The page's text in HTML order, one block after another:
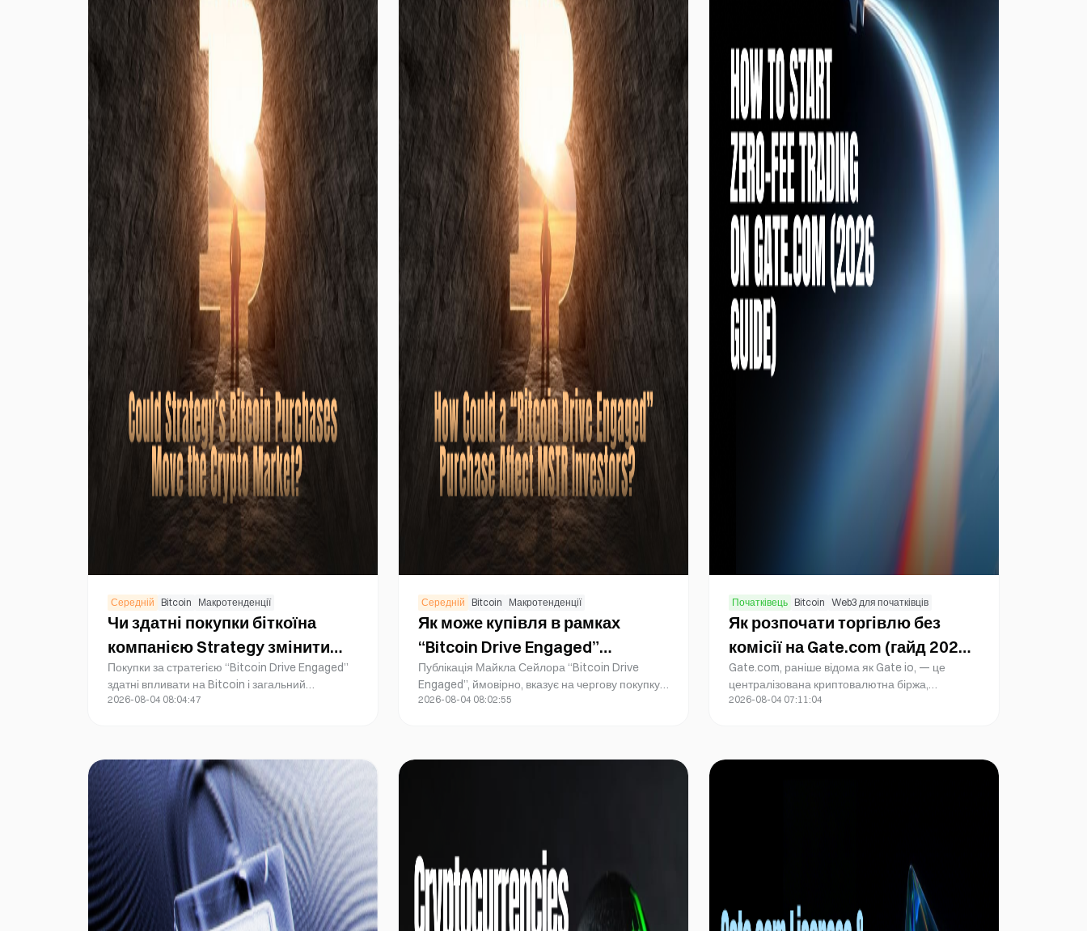
Середній Bitcoin Макротенденції
Чи здатні покупки біткоїна
компанією Strategy змінити
ринок криптовалют?
Покупки за стратегією “Bitcoin Drive Engaged”
здатні впливати на Bitcoin і загальний
криптовалютний ринок, проте значне
очікуваннями ринку, позиціюванням
деривативів, а також тим, чи додаткові джерела
попиту чи продажу підсилюють або нівелюють
транзакцію.
2026-08-04 08:04:47
Середній Bitcoin Макротенденції
Як може купівля в рамках
“Bitcoin Drive Engaged”
позначитися на інвесторах
MSTR?
Публікація Майкла Сейлора “Bitcoin Drive
Engaged”, ймовірно, вказує на чергову покупку
Bitcoin у межах стратегії, але інвестори не
2026-08-04 08:02:55
Початківець Bitcoin Web3 для початківців
Як розпочати торгівлю без
комісії на Gate.com (гайд 2026
року)
Gate.com, раніше відома як Gate io, — це
централізована криптовалютна біржа,
заснована у 2013 році, яка забезпечує безпечні
2026-08-04 07:11:04